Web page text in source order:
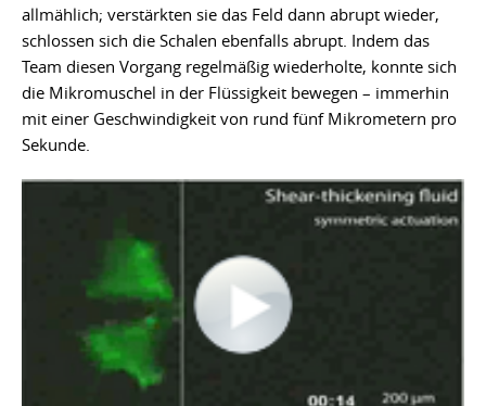
allmählich; verstärkten sie das Feld dann abrupt wieder,
schlossen sich die Schalen ebenfalls abrupt. Indem das
Team diesen Vorgang regelmäßig wiederholte, konnte sich
die Mikromuschel in der Flüssigkeit bewegen – immerhin
mit einer Geschwindigkeit von rund fünf Mikrometern pro
Sekunde.